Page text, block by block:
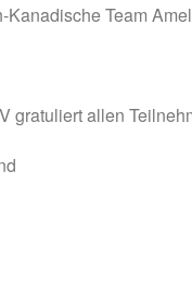
Kanadische Team
gratuliert allen